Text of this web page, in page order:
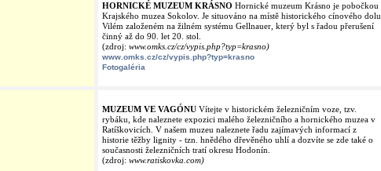
HORNICKÉ MUZEUM KRÁSNO Hornické muzeum Krásno je pobočkou
Krajského muzea Sokolov. Je situováno na místě historického cínového dolu
Vilém založeném na žilném systému Gellnauer, který byl s řadou přerušení
činný až do 90. let 20. stol.
(zdroj: www.omks.cz/cz/vypis.php?typ=krasno)
www.omks.cz/cz/vypis.php?typ=krasno
Fotogaléria
MUZEUM VE VAGÓNUVítejte v historickém železničním voze, tzv.
rybáku, kde naleznete expozici malého železničního a hornického muzea v
Ratíškovicích. V našem muzeu naleznete řadu zajímavých informací z
historie těžby lignity - tzn. hnědého dřevěného uhlí a dozvíte se zde také o
současnosti železničních tratí okresu Hodonín.
(zdroj: www.ratiskovka.com)